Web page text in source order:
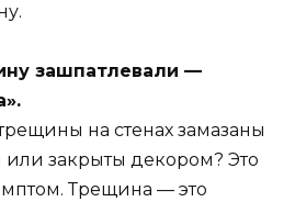
зашпатлевали —
на стенах замазаны
закрыты декором? Это
Трещина — это